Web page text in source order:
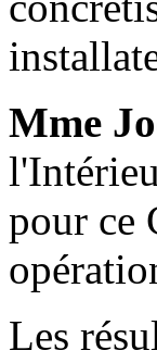
Mme
pour ce
Les